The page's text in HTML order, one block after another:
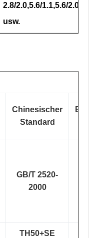
2.8/2.0,5.6/1.1,5.6/2.0,5.6/
usw.
Chinesischer
Standard
GB/T 2520-
2000
TH50+SE